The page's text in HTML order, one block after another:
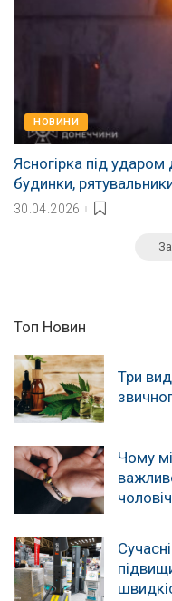
НОВИНИ
Ясногірка під
будинки,
30.04.2026
Топ Новин
Три
Чому